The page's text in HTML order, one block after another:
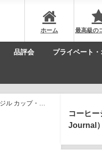
ホーム 最高級の
品評会 プライベート
ル カップ・オ
コーヒ
Journal）